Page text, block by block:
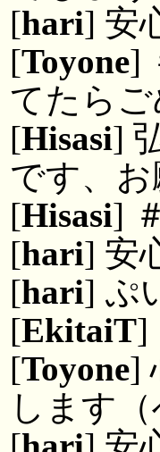
[hari] 安
[Toyone]
てたら
[Hisasi]
です、お
[Hisasi]
[hari] 安
[hari] ぷ
[EkitaiT]
[Toyone]
します（